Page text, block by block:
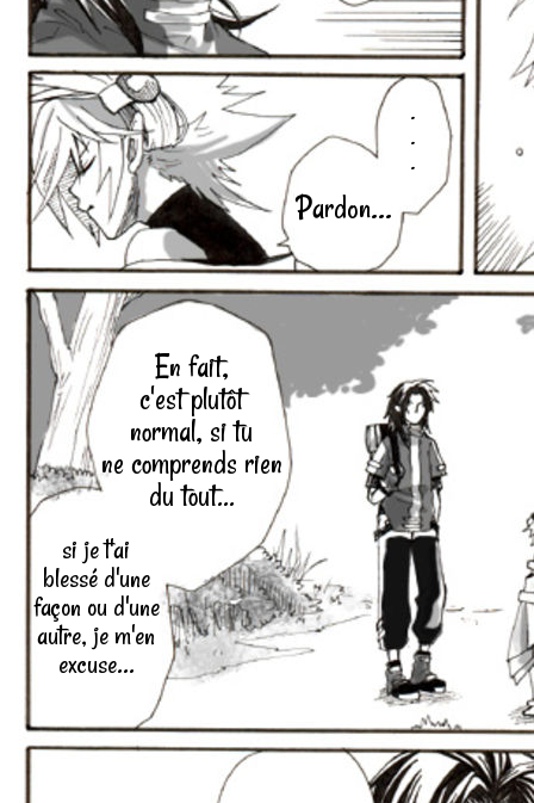
.
.
.
Pardon...
En fait,
c'est plutôt
normal, si tu
ne comprends rien
du tout...
si je t'ai
blessé d'une
façon ou d'une
autre, je m'en
excuse...